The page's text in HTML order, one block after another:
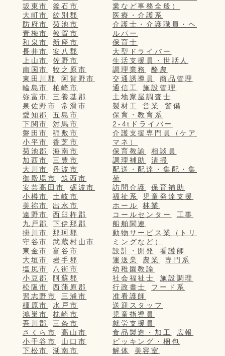
坂東市
釜石市
大町市
紋別郡
防府市
菊池市
青梅市
敦賀市
和泉市
新座市
長井市
安八郡
上山市
佐野市
南国市
牧之原市
東田川郡
阿賀野市
輪島市
柏崎市
弥富市
三養基郡
泉佐野市
常滑市
愛知郡
五島市
下関市
対馬市
磐田市
稲敷市
小平市
香芝市
菊池郡
海南市
加西市
三豊市
大川市
丹波市
御殿場市
筑西市
安芸高田市
砺波市
小樽市
土岐市
美祢市
出水市
遠野市
西臼杵郡
九戸郡
下伊那郡
掛川市
那珂郡
守谷市
武蔵村山市
東金市
富谷市
大垣市
岩手郡
塩尻市
八街市
小豆郡
阿蘇郡
松阪市
西蒲原郡
習志野市
三浦市
橿原市
水戸市
鴻巣市
枕崎市
吾川郡
三条市
さくら市
高山市
小千谷市
山口市
下松市
湖南市
業など事務全般）
医療・介護系
介護士・介護職員・ヘ
ルパー
保育士
大型ドライバー
生活支援員・世話人
調理業務
酪農
交通誘導員
商品管理
通信工
施設管理
土地家屋調査士
製材工
営業
警備
保育・教育系
2-4tドライバー
介護支援専門員（ケア
マネ）
保育教諭
相談員
調理補助
清掃
配送・配達・集配・集
荷
訪問介護
保育補助
福祉系
児童発達支援
ホール
林業
コールセンター
工事
船舶関連
動物サービス業（トリ
ミングなど）
設計・開発
看護師
運送業
農業
専門系
幼稚園教諭
社会福祉士
施設調理
行政書士
フード系
准看護師
送迎スタッフ
児童指導員
就労支援員
食品製造・加工
広報
ピッキング・梱包
解体
美容室